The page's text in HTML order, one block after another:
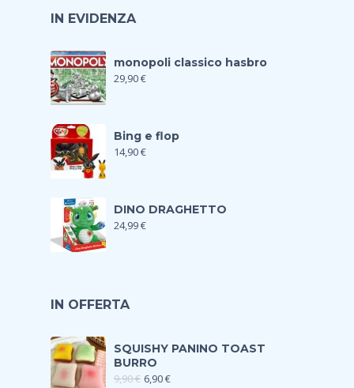
IN EVIDENZA
monopoli classico hasbro
29,90€
Bing e flop
14,90€
DINO DRAGHETTO
24,99€
IN OFFERTA
SQUISHY PANINO TOAST
BURRO
9,90€ 6,90€